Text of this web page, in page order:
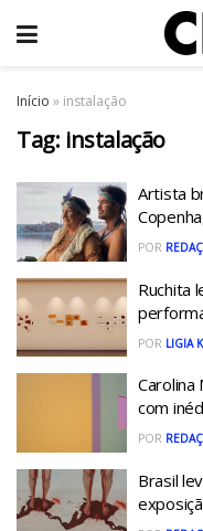
Início » instalação
Tag: instalação
Artista
POR
Ruchita
POR LIGIA
Carolina
com
POR
Brasil